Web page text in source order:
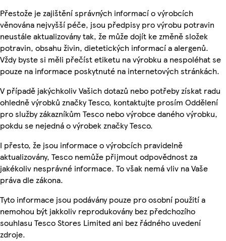
Přestože je zajištění správných informací o výrobcích
věnována nejvyšší péče, jsou předpisy pro výrobu potravin
neustále aktualizovány tak, že může dojít ke změně složek
potravin, obsahu živin, dietetických informací a alergenů.
Vždy byste si měli přečíst etiketu na výrobku a nespoléhat se
pouze na informace poskytnuté na internetových stránkách.
V případě jakýchkoliv Vašich dotazů nebo potřeby získat radu
ohledně výrobků značky Tesco, kontaktujte prosím Oddělení
pro služby zákazníkům Tesco nebo výrobce daného výrobku,
pokdu se nejedná o výrobek značky Tesco.
I přesto, že jsou informace o výrobcích pravidelně
aktualizovány, Tesco nemůže přijmout odpovědnost za
jakékoliv nesprávné informace. To však nemá vliv na Vaše
práva dle zákona.
Tyto informace jsou podávány pouze pro osobní použití a
nemohou být jakkoliv reprodukovány bez předchozího
souhlasu Tesco Stores Limited ani bez řádného uvedení
zdroje.